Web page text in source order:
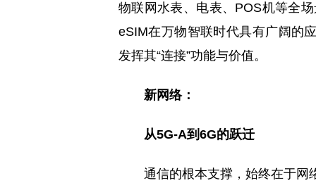
物联网水表、电表、POS机等全
eSIM在万物智联时代具有广阔的
发挥其“连接”功能与价值。
新网络：
从5G-A到6G的跃迁
通信的根本支撑，始终在于网